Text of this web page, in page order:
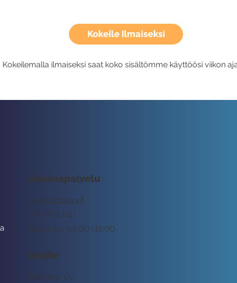
Kokeile Ilmaiseksi
Kokeilemalla ilmaiseksi saat koko sisältömme käyttöösi viikon
Asiakaspalvelu
tuki@rockway.fi
Arkisin klo 09:00 -15:00
045 7731 1111
Osoite
Rockway Oy